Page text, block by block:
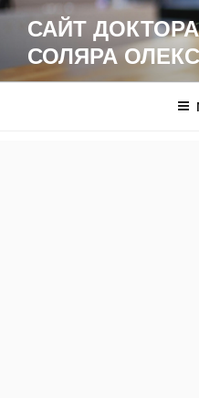
Перейти
вмісту
САЙТ
СОЛЯРА